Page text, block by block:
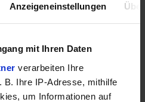
Anzeigeneinstellungen
mit Ihren Daten
verarbeiten Ihre
B. Ihre IP-Adresse, mithilfe
um Informationen auf